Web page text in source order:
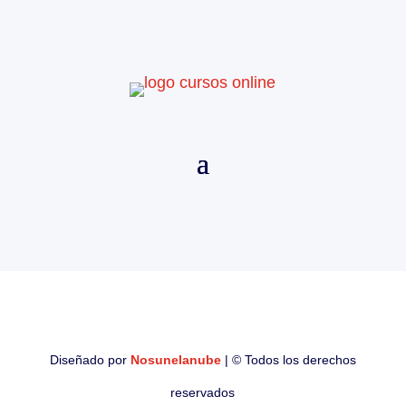
Diseñado por Nosunelanube | © Todos los derechos
reservados